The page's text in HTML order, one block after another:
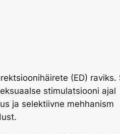
(ED) raviks.
stimulatsiooni ajal
ja selektiivne mehhanism